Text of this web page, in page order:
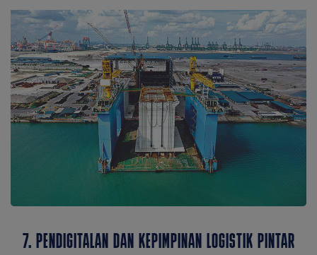
7. PENDIGITALAN DAN KEPIMPINAN LOGISTIK PINTAR